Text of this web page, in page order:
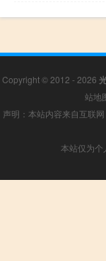
Copyright © 2012 - 2026
站地
声明：本站内容来自互联
本站仅为个